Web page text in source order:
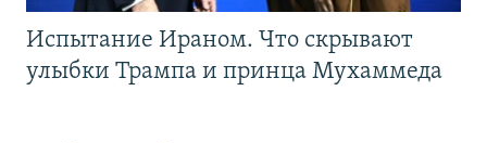
Испытание Ираном. Что скрывают
улыбки Трампа и принца Мухаммеда